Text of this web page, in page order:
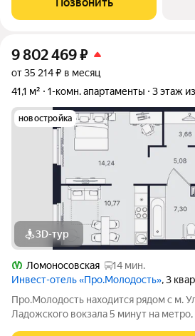
располагается по адресу улица
9 802 469₽
от 35 214 ₽ в месяц
41,1 м²
1-комн. апартаменты 3 этаж
новостройка
3D-тур
Ломоносовская
14 мин.
Инвест-отель «Про.Молодость», 3
Про.Молодость находится рядом с м.
Ладожского вокзала 5 минут на метро,